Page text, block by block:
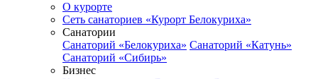
О курорте
Сеть санаториев «Курорт Белокуриха»
Санатории
Санаторий «Белокуриха» Санаторий «Катунь»
Санаторий «Сибирь»
Бизнес